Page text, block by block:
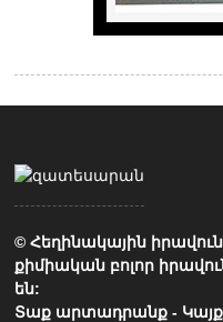
© Հեղինակային
քիմիական բոլոր
են:
Տաք արտադրանք -